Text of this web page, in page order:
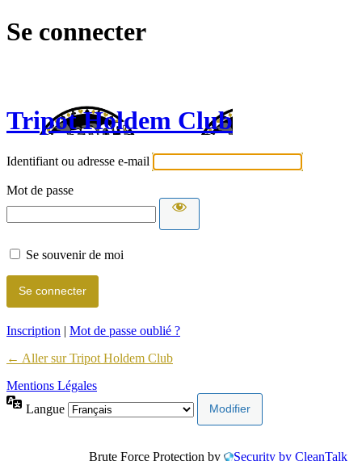
Se connecter
Tripot Holdem Club
Identifiant ou adresse e-mail
Mot de passe
Se souvenir de moi
Inscription | Mot de passe oublié ?
← Aller sur Tripot Holdem Club
Mentions Légales
Langue
Brute Force Protection by
Security by CleanTalk